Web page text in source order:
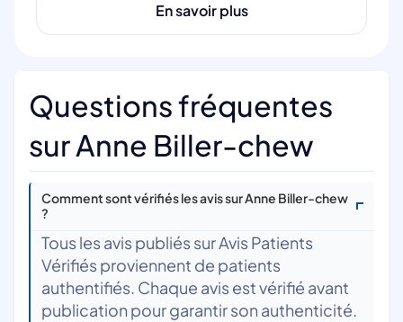
En savoir plus
Questions fréquentes
sur Anne Biller-chew
Comment sont vérifiés les avis sur Anne Biller-chew
?
Tous les avis publiés sur Avis Patients
Vérifiés proviennent de patients
authentifiés. Chaque avis est vérifié avant
publication pour garantir son authenticité.